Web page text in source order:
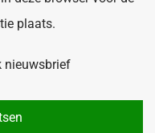
plaats.
nieuwsbrief